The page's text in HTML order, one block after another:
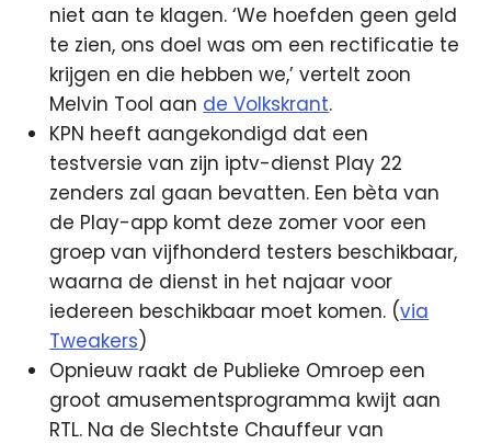
niet aan te klagen. ‘We hoefden geen geld
te zien, ons doel was om een rectificatie te
krijgen en die hebben we,’ vertelt zoon
Melvin Tool aan de Volkskrant.
KPN heeft aangekondigd dat een
testversie van zijn iptv-dienst Play 22
zenders zal gaan bevatten. Een bèta van
de Play-app komt deze zomer voor een
groep van vijfhonderd testers beschikbaar,
waarna de dienst in het najaar voor
iedereen beschikbaar moet komen. (via
Tweakers)
Opnieuw raakt de Publieke Omroep een
groot amusementsprogramma kwijt aan
RTL. Na de Slechtste Chauffeur van